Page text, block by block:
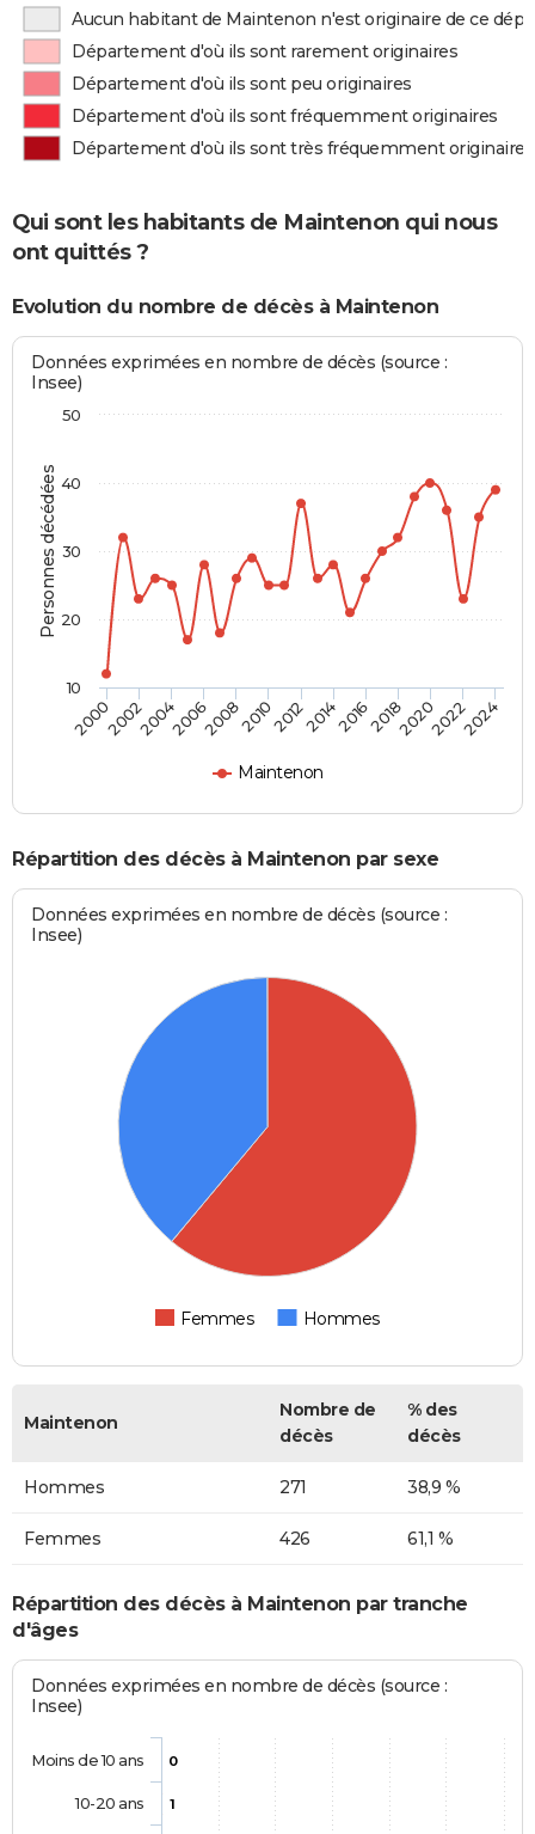
Aucun habitant de Maintenon n'est originaire de ce
Département d'où ils sont rarement originaires
Département d'où ils sont peu originaires
Département d'où ils sont fréquemment originaires
Département d'où ils sont très fréquemment originaires
Qui sont les habitants de Maintenon qui nous
ont quittés ?
Evolution du nombre de décès à Maintenon
Personnes décédées
Données exprimées en nombre de décès (source :
Insee)
Maintenon
2000200220042006200820102012201420162018202020222024
10
20
30
40
50
Répartition des décès à Maintenon par sexe
Données exprimées en nombre de décès (source :
Insee)
Femmes Hommes
Maintenon
Nombre de
décès
% des
décès
Hommes 271 38,9 %
Femmes 426 61,1 %
Répartition des décès à Maintenon par tranche
d'âges
Données exprimées en nombre de décès (source :
Insee)
0
1
Moins de 10 ans
10-20 ans